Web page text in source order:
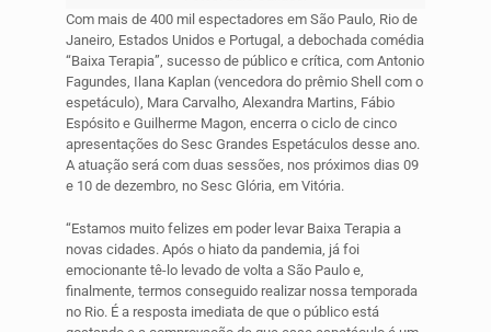
Com mais de 400 mil espectadores em São Paulo, Rio de
Janeiro, Estados Unidos e Portugal, a debochada comédia
“Baixa Terapia”, sucesso de público e crítica, com Antonio
Fagundes, Ilana Kaplan (vencedora do prêmio Shell com o
espetáculo), Mara Carvalho, Alexandra Martins, Fábio
Espósito e Guilherme Magon, encerra o ciclo de cinco
apresentações do Sesc Grandes Espetáculos desse ano.
A atuação será com duas sessões, nos próximos dias 09
e 10 de dezembro, no Sesc Glória, em Vitória.
“Estamos muito felizes em poder levar Baixa Terapia a
novas cidades. Após o hiato da pandemia, já foi
emocionante tê-lo levado de volta a São Paulo e,
finalmente, termos conseguido realizar nossa temporada
no Rio. É a resposta imediata de que o público está